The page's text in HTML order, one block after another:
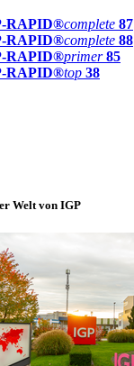
RAPID®complete 87
RAPID®complete 88
RAPID®primer 85
RAPID®top 38
Welt von IGP